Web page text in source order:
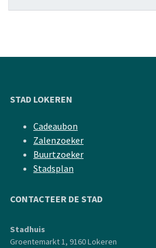
STAD LOKEREN
Cadeaubon
Zalenzoeker
Buurtzoeker
Stadsplan
CONTACTEER DE STAD
Stadhuis
Groentemarkt 1, 9160 Lokeren